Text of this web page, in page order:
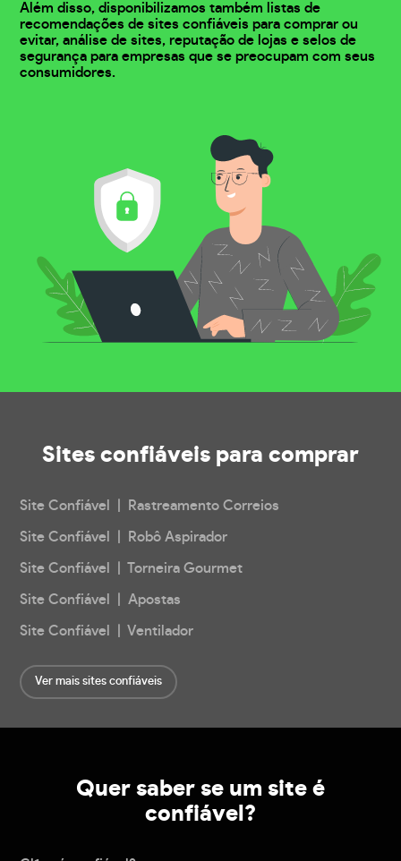
Além disso, disponibilizamos também listas de
recomendações de sites confiáveis para comprar ou
evitar, análise de sites, reputação de lojas e selos de
segurança para empresas que se preocupam com seus
consumidores.
Sites confiáveis para comprar
Site Confiável | Rastreamento Correios
Site Confiável | Robô Aspirador
Site Confiável | Torneira Gourmet
Site Confiável | Apostas
Site Confiável | Ventilador
Ver mais sites confiáveis
Quer saber se um site é
confiável?